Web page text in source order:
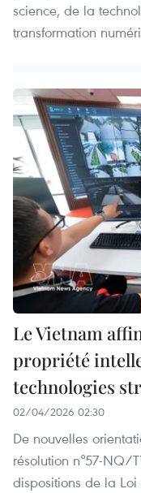
science, de la
transformation
Le Vietnam
propriété
technologies
02/04/2026 02:30
De nouvelles
résolution n°57-NQ/
dispositions de la